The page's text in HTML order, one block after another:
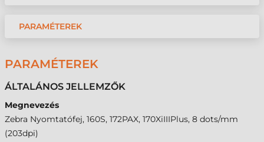
PARAMÉTEREK
PARAMÉTEREK
ÁLTALÁNOS JELLEMZŐK
Megnevezés
Zebra Nyomtatófej, 160S, 172PAX, 170XiIIIPlus, 8 dots/mm
(203dpi)